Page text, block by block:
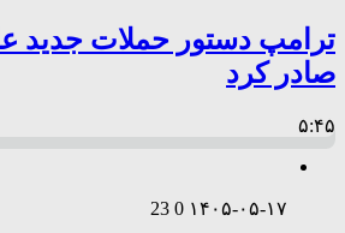
ترامپ دستور حملات جدید
صادر کرد
۵:۴۵
۱۴۰۵-۰۵-۱۷ 0
23